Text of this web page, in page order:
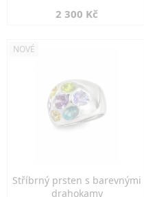
2 300 Kč
NOVÉ
Stříbrný prsten s barevnými
drahokamy